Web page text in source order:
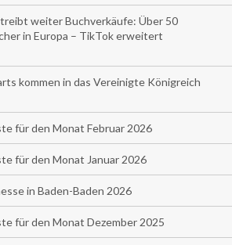
weiter Buchverkäufe: Über 50
in Europa – TikTok erweitert
kommen in das Vereinigte Königreich
für den Monat Februar 2026
für den Monat Januar 2026
in Baden-Baden 2026
für den Monat Dezember 2025